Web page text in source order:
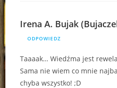
Irena A. Bujak
ODPOWIEDZ
Taaaak… Wiedźma jest
Sama nie wiem co mnie
chyba wszystko! ;D